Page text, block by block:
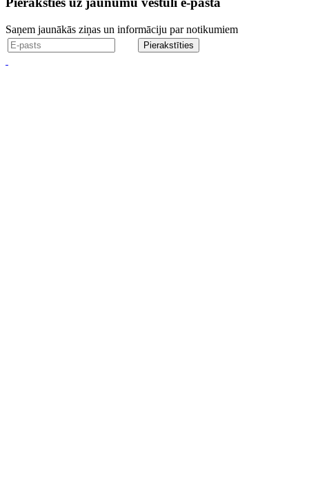
Saņem jaunākās ziņas un informāciju par notikumiem